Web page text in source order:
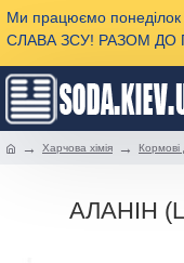
Ми працюємо
СЛАВА ЗСУ! РАЗОМ ДО
Харчова хімія Кормові
АЛАНІН